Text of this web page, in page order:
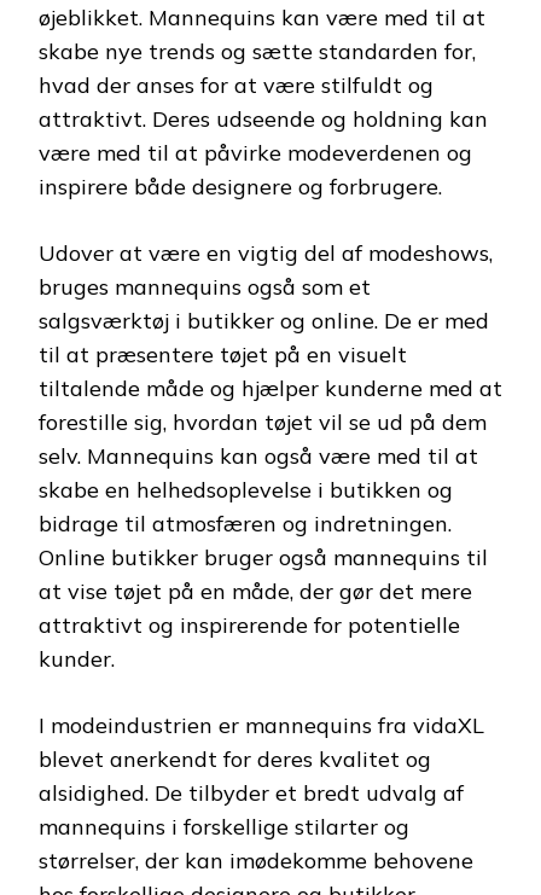
øjeblikket. Mannequins kan være med til at
skabe nye trends og sætte standarden for,
hvad der anses for at være stilfuldt og
attraktivt. Deres udseende og holdning kan
være med til at påvirke modeverdenen og
inspirere både designere og forbrugere.
Udover at være en vigtig del af modeshows,
bruges mannequins også som et
salgsværktøj i butikker og online. De er med
til at præsentere tøjet på en visuelt
tiltalende måde og hjælper kunderne med at
forestille sig, hvordan tøjet vil se ud på dem
selv. Mannequins kan også være med til at
skabe en helhedsoplevelse i butikken og
bidrage til atmosfæren og indretningen.
Online butikker bruger også mannequins til
at vise tøjet på en måde, der gør det mere
attraktivt og inspirerende for potentielle
kunder.
I modeindustrien er mannequins fra vidaXL
blevet anerkendt for deres kvalitet og
alsidighed. De tilbyder et bredt udvalg af
mannequins i forskellige stilarter og
størrelser, der kan imødekomme behovene